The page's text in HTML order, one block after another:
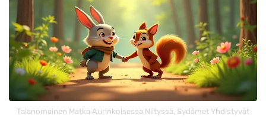
Taianomainen Matka Aurinkoisessa Niityssä, Sydämet Yhdistyvät